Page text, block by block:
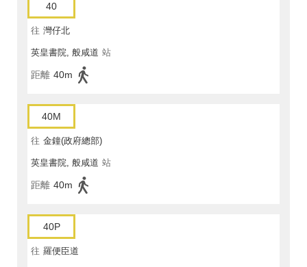
40
往 灣仔北
英皇書院, 般咸道 站
距離 40m
40M
往 金鐘(政府總部)
英皇書院, 般咸道 站
距離 40m
40P
往 羅便臣道